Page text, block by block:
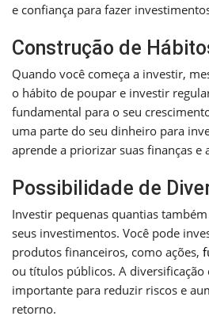
e confiança para fazer
Construção de
Quando você começa a investir,
o hábito de poupar e investir
fundamental para o seu
uma parte do seu dinheiro para
aprende a priorizar suas finanças e
Possibilidade de
Investir pequenas quantias
seus investimentos. Você pode
produtos financeiros, como ações,
ou títulos públicos. A diversificação
importante para reduzir riscos e
retorno.